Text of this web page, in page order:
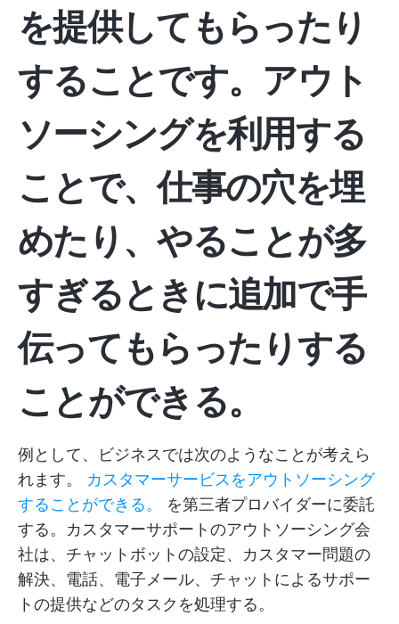
を提供してもらったり
することです。アウト
ソーシングを利用する
ことで、仕事の穴を埋
めたり、やることが多
すぎるときに追加で手
伝ってもらったりする
ことができる。
例として、ビジネスでは次のようなことが考えら
れます。 カスタマーサービスをアウトソーシング
することができる。
を第三者プロバイダーに委託
する。カスタマーサポートのアウトソーシング会
社は、チャットボットの設定、カスタマー問題の
解決、電話、電子メール、チャットによるサポー
トの提供などのタスクを処理する。